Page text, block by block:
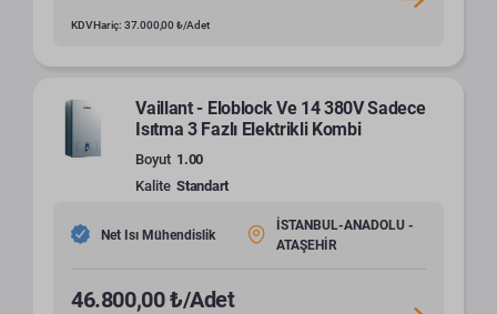
KDV Hariç: 37.000,00 ₺/Adet
Vaillant - Eloblock Ve 14 380V Sadece
Isıtma 3 Fazlı Elektrikli Kombi
Boyut 1.00
Kalite Standart
Net Isı Mühendislik
İSTANBUL-ANADOLU -
ATAŞEHİR
46.800,00 ₺/Adet